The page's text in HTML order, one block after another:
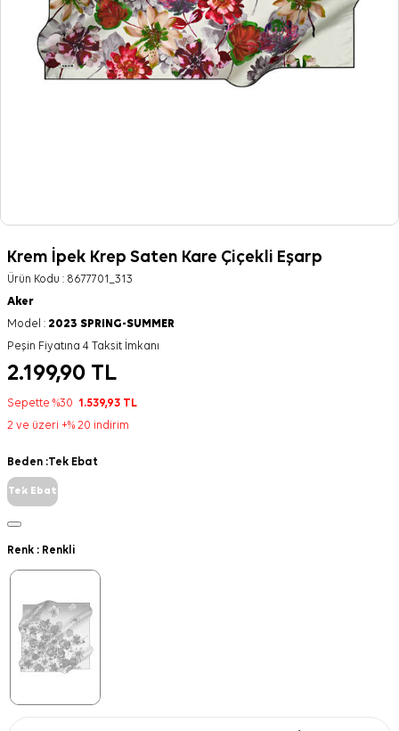
Krem İpek Krep Saten Kare Çiçekli Eşarp
Ürün Kodu : 8677701_313
Aker
Model : 2023 SPRING-SUMMER
Peşin Fiyatına 4 Taksit İmkanı
2.199,90 TL
Sepette %30 1.539,93 TL
2 ve üzeri +% 20 indirim
Beden :Tek Ebat
Tek Ebat
Renk : Renkli